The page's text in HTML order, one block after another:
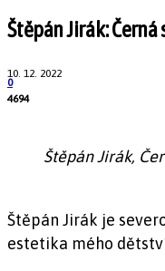
Štěpán Jirák:
10. 12. 2022
0
4694
Štěpán Jirák,
Štěpán Jirák je
estetika mého